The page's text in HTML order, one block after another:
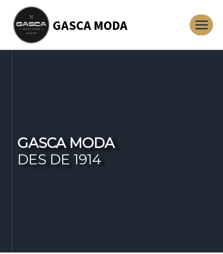
Saltar
contenido
GASCA MODA
GASCA MODA
DES DE 1914